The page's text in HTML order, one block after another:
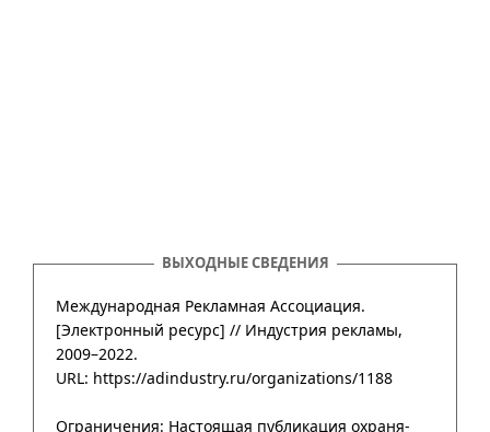
ВЫХОДНЫЕ СВЕДЕНИЯ
Международная Рекламная Ассоциация.
[Электронный ресурс] // Индустрия рекламы,
2009–2022.
URL: https://adindustry.ru/organizations/1188